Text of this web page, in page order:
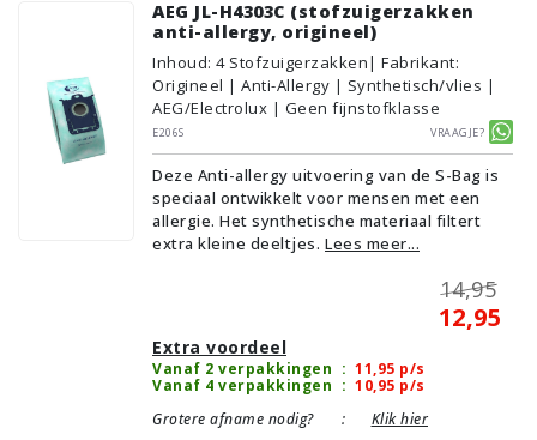
AEG JL-H4303C (stofzuigerzakken
anti-allergy, origineel)
Inhoud: 4 Stofzuigerzakken| Fabrikant:
Origineel | Anti-Allergy | Synthetisch/vlies |
AEG/Electrolux | Geen fijnstofklasse
E206S
Vraagje?
Deze Anti-allergy uitvoering van de S-Bag is
speciaal ontwikkelt voor mensen met een
allergie. Het synthetische materiaal filtert
extra kleine deeltjes. Lees meer...
14,95
12,95
Extra voordeel
Vanaf 2 verpakkingen : 11,95 p/s
Vanaf 4 verpakkingen : 10,95 p/s
Grotere afname nodig?
: Klik hier